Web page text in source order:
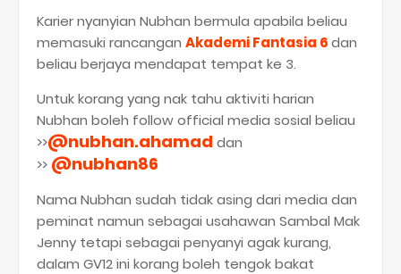
Karier nyanyian Nubhan bermula apabila beliau
memasuki rancangan Akademi Fantasia 6dan
beliau berjaya mendapat tempat ke 3.
Untuk korang yang nak tahu aktiviti harian
Nubhan boleh follow official media sosial beliau
>>@nubhan.ahamad dan
>> @nubhan86
Nama Nubhan sudah tidak asing dari media dan
peminat namun sebagai usahawan Sambal Mak
Jenny tetapi sebagai penyanyi agak kurang,
dalam GV12 ini korang boleh tengok bakat